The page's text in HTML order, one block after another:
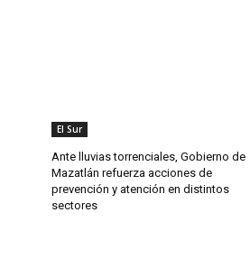
El Sur
Ante lluvias torrenciales, Gobierno de
Mazatlán refuerza acciones de
prevención y atención en distintos
sectores